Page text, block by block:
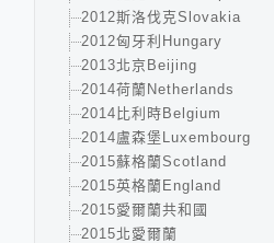
2012斯洛伐克Slovakia
2012匈牙利Hungary
2013北京Beijing
2014荷蘭Netherlands
2014比利時Belgium
2014盧森堡Luxembourg
2015蘇格蘭Scotland
2015英格蘭England
2015愛爾蘭共和國
2015北愛爾蘭